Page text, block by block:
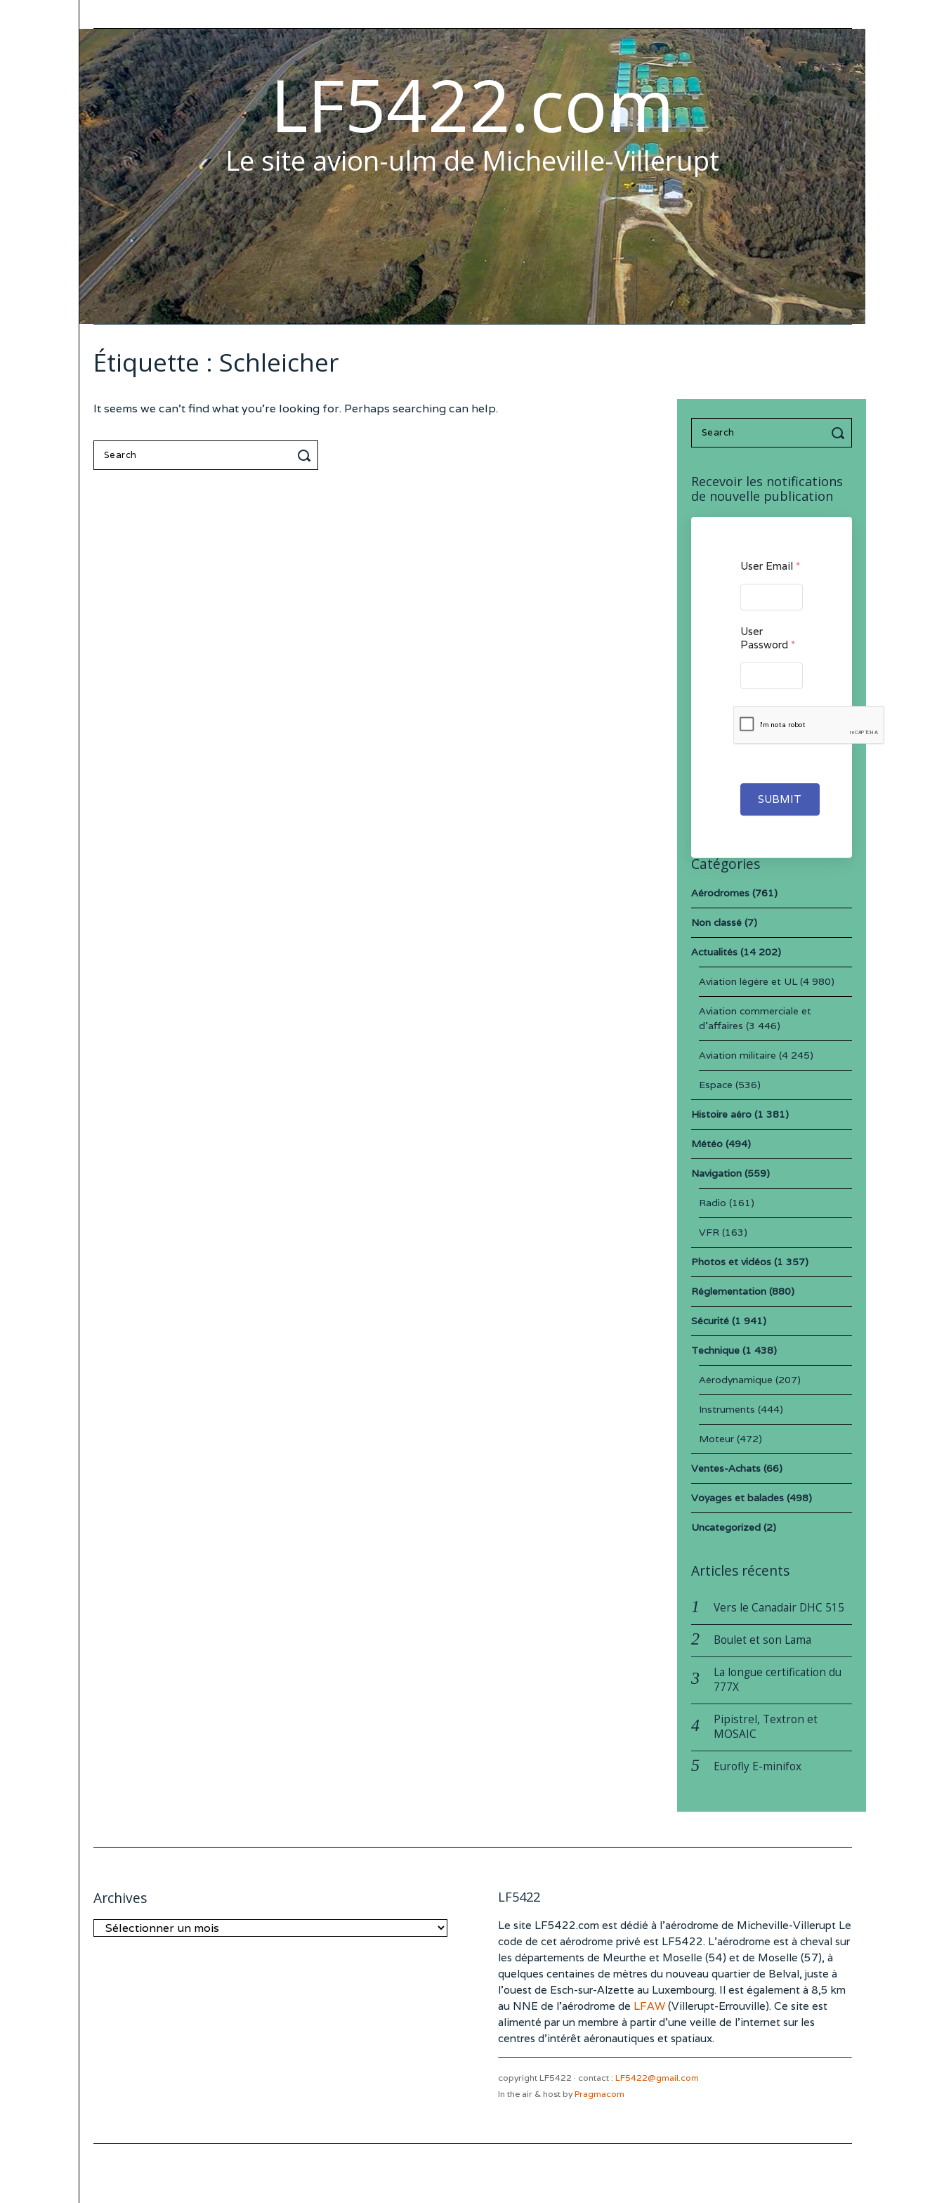
LF5422.com
Le site avion-ulm de Micheville-Villerupt
Étiquette : Schleicher
It seems we can’t find what you’re looking for. Perhaps searching can help.
Search
for:
Search
for:
Recevoir les notifications
de nouvelle publication
User Email *
User
Password *
SUBMIT
Catégories
Aérodromes(761)
Non classé(7)
Actualités(14 202)
Aviation légère et UL(4 980)
Aviation commerciale et
d'affaires (3 446)
Aviation militaire (4 245)
Espace (536)
Histoire aéro(1 381)
Météo(494)
Navigation(559)
Radio (161)
VFR (163)
Photos et vidéos(1 357)
Réglementation(880)
Sécurité(1 941)
Technique(1 438)
Aérodynamique (207)
Instruments (444)
Moteur(472)
Ventes-Achats(66)
Voyages et balades(498)
Uncategorized(2)
Articles récents
Vers le Canadair DHC 515
Boulet et son Lama
La longue certification du
777X
Pipistrel, Textron et
MOSAIC
Eurofly E-minifox
Archives
Archives
LF5422
Le site LF5422.com est dédié à l’aérodrome de Micheville-Villerupt Le
code de cet aérodrome privé est LF5422. L’aérodrome est à cheval sur
les départements de Meurthe et Moselle (54) et de Moselle (57), à
quelques centaines de mètres du nouveau quartier de Belval, juste à
l’ouest de Esch-sur-Alzette au Luxembourg. Il est également à 8,5 km
au NNE de l’aérodrome de LFAW(Villerupt-Errouville). Ce site est
alimenté par un membre à partir d’une veille de l’internet sur les
centres d’intérêt aéronautiques et spatiaux.
copyright LF5422 · contact : LF5422@gmail.com
In the air & host byPragmacom